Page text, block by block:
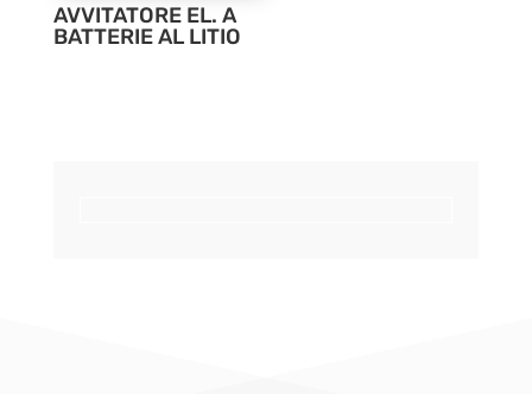
AVVITATORE EL. A
BATTERIE AL LITIO